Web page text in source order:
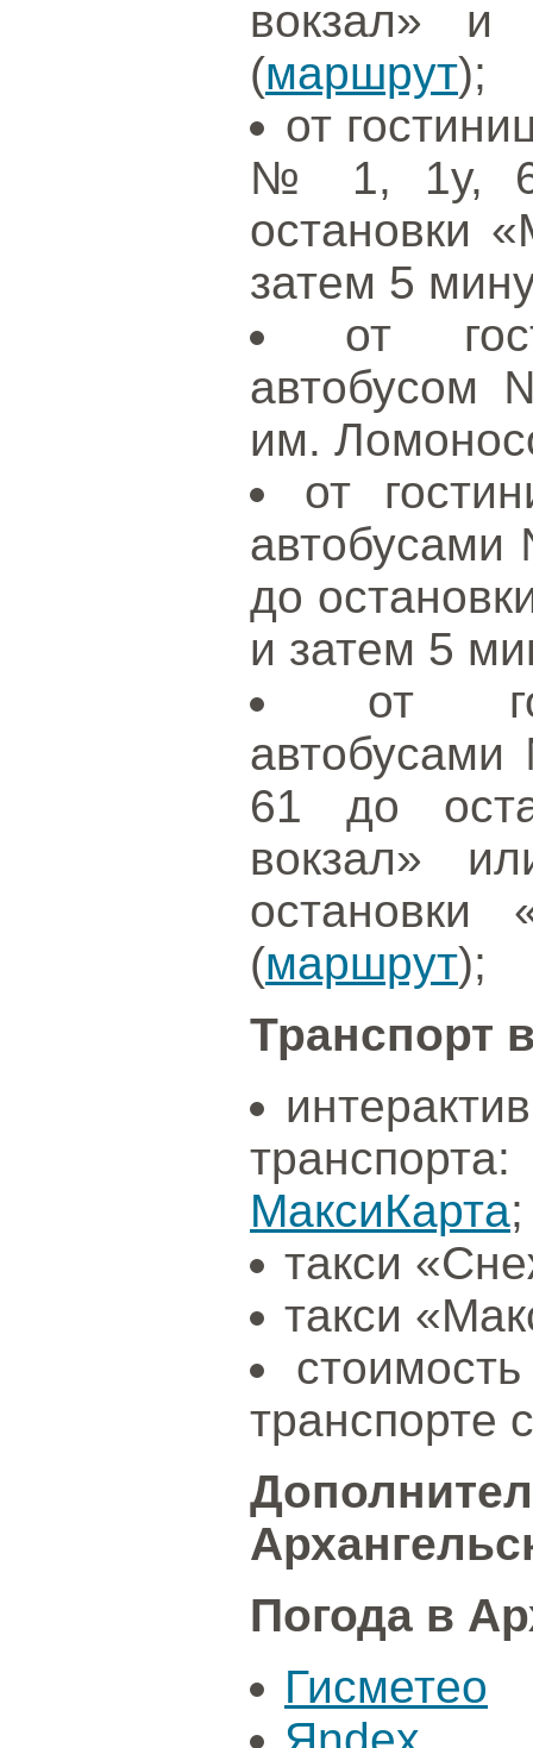
вокзал»
(маршрут);
от
№ 1, 1у,
остановки
затем 5
от
автобусом
им.
от
до
и затем 5
от
61 до
вокзал»
(маршрут);
Транспорт
МаксиКарта;
такси
такси
транспорте
Погода в
Гисметео